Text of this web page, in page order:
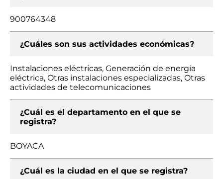
900764348
¿Cuáles son sus actividades económicas?
Instalaciones eléctricas, Generación de energía
eléctrica, Otras instalaciones especializadas, Otras
actividades de telecomunicaciones
¿Cuál es el departamento en el que se
registra?
BOYACA
¿Cuál es la ciudad en el que se registra?